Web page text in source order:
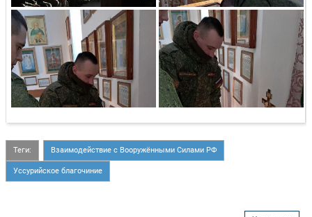
Теги: Взаимодействие с Вооружёнными Силами РФ
Уссурийское благочиние